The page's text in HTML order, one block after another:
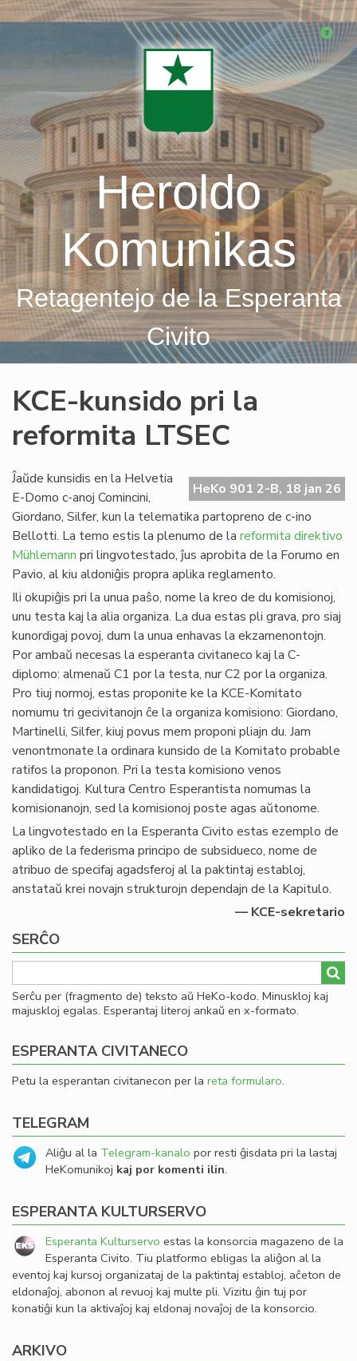
Skip
Heroldo
Komunikas
Retagentejo de la Esperanta
Civito
KCE-kunsido pri la
reformita LTSEC
HeKo 901 2-B, 18 jan 26
Ĵaŭde kunsidis en la Helvetia
E-Domo c-anoj Comincini,
Giordano, Silfer, kun la telematika partopreno de c-ino
Bellotti. La temo estis la plenumo de la reformita direktivo
Mühlemann pri lingvotestado, ĵus aprobita de la Forumo en
Pavio, al kiu aldoniĝis propra aplika reglamento.
Ili okupiĝis pri la unua paŝo, nome la kreo de du komisionoj,
unu testa kaj la alia organiza. La dua estas pli grava, pro siaj
kunordigaj povoj, dum la unua enhavas la ekzamenontojn.
Por ambaŭ necesas la esperanta civitaneco kaj la C-
diplomo: almenaŭ C1 por la testa, nur C2 por la organiza.
Pro tiuj normoj, estas proponite ke la KCE-Komitato
nomumu tri gecivitanojn ĉe la organiza komisiono: Giordano,
Martinelli, Silfer, kiuj povus mem proponi pliajn du. Jam
venontmonate la ordinara kunsido de la Komitato probable
ratifos la proponon. Pri la testa komisiono venos
kandidatigoj. Kultura Centro Esperantista nomumas la
komisionanojn, sed la komisionoj poste agas aŭtonome.
La lingvotestado en la Esperanta Civito estas ezemplo de
apliko de la federisma principo de subsidueco, nome de
atribuo de specifaj agadsferoj al la paktintaj establoj,
anstataŭ krei novajn strukturojn dependajn de la Kapitulo.
— KCE-sekretario
SERĈO
Serĉu per (fragmento de) teksto aŭ HeKo-kodo. Minuskloj kaj
majuskloj egalas. Esperantaj literoj ankaŭ en x-formato.
ESPERANTA CIVITANECO
Petu la esperantan civitanecon per la reta formularo.
TELEGRAM
Aliĝu al la Telegram-kanalo por resti ĝisdata pri la lastaj
HeKomunikoj kaj por komenti ilin.
ESPERANTA KULTURSERVO
Esperanta Kulturservo estas la konsorcia magazeno de la
Esperanta Civito. Tiu platformo ebligas la aliĝon al la
eventoj kaj kursoj organizataj de la paktintaj establoj, aĉeton de
eldonaĵoj, abonon al revuoj kaj multe pli. Vizitu ĝin tuj por
konatiĝi kun la aktivaĵoj kaj eldonaj novaĵoj de la konsorcio.
ARKIVO